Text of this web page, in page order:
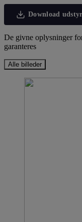
Download
De givne oplysninger
garanteres
Alle billeder